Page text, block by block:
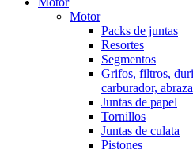
Motor
Packs de juntas
Resortes
Segmentos
Grifos, filtros,
carburador,
Juntas de papel
Tornillos
Juntas de culata
Pistones